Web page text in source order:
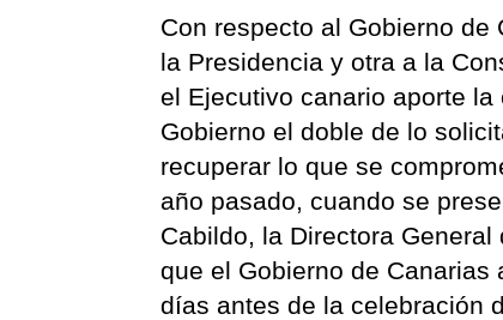
Con respecto al Gobierno
la Presidencia y otra a la
el Ejecutivo canario aporte
Gobierno el doble de lo
recuperar lo que se
año pasado, cuando se
Cabildo, la Directora
que el Gobierno de Canarias
días antes de la celebración